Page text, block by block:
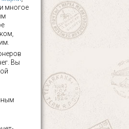
и многое
Вы